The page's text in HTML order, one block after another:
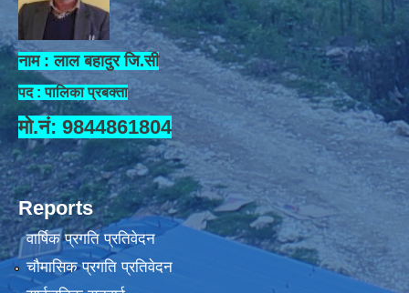
नाम : लाल बहादुर जि.सी
पद : पालिका प्रबक्ता
मो.नं: 9844861804
Reports
वार्षिक प्रगति प्रतिवेदन
चौमासिक प्रगति प्रतिवेदन